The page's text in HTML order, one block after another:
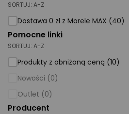
Dom i ogród
Biuro i firma
Sport i turystyka
Zabawki i dziecko
SORTUJ: A-Z
Dostawa 0 zł z Morele MAX (40)
Pomocne linki
SORTUJ: A-Z
Produkty z obniżoną ceną (10)
Nowości (0)
Outlet (0)
Producent